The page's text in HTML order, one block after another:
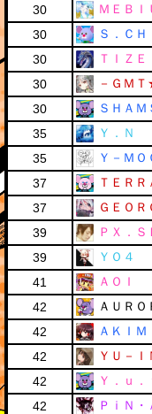
30
ＭＥＢＩ
30
Ｓ．ＣＨ
30
ＴＩＺＥ
30
－ＧＭ
30
ＳＨＡＭ
35
Ｙ．Ｎ
35
Ｙ－ＭＯ
37
ＴＥＲ
37
ＧＥＯＲ
39
ＰＸ．Ｓ
39
ＹＯ４
41
ＡＯＩ
42
ＡＵＲＯ
42
ＡＫＩＭ
42
ＹＵ－Ｉ
42
Ｙ．ｕ．
42
ＰｉＮ・